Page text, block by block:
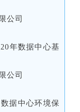
公司
年数据中心基
公司
据中心环境保